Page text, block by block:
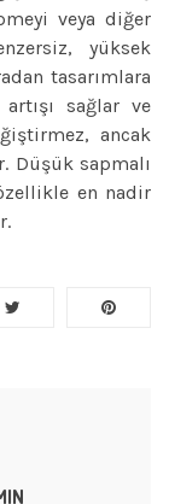
veya diğer
yüksek
tasarımlara
sağlar ve
ancak
Düşük sapmalı
en nadir